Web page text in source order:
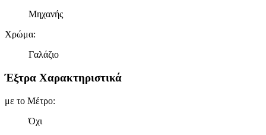
Μηχανής
Χρώμα:
Γαλάζιο
Έξτρα Χαρακτηριστικά
με το Μέτρο:
Όχι